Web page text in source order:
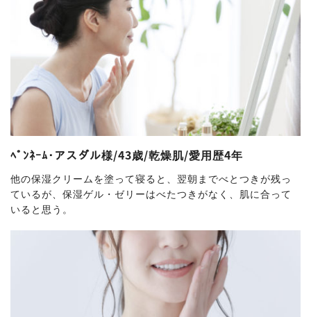
ﾍﾟﾝﾈｰﾑ･アスダル様/43歳/乾燥肌/愛用歴4年
他の保湿クリームを塗って寝ると、翌朝までべとつきが残っ
ているが、保湿ゲル・ゼリーはべたつきがなく、肌に合って
いると思う。